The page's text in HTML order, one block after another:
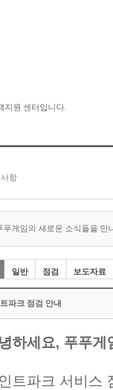
푸게임의 새로운 소식들을 만
일반 점검 보도자료
파크 점검 안내
하세요, 푸푸게
트파크 서비스